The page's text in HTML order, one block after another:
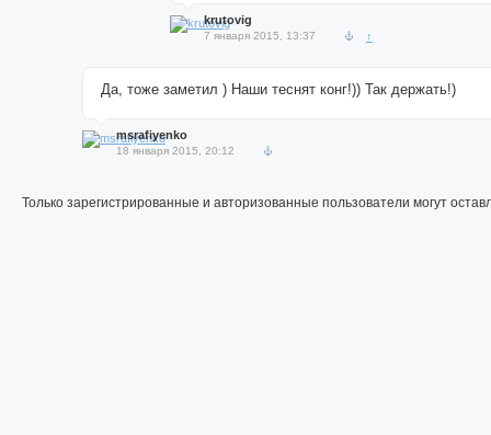
krutovig
7 января 2015, 13:37 ↑
Да, тоже заметил ) Наши теснят конг!)) Так держать!)
msrafiyenko
18 января 2015, 20:12
Только зарегистрированные и авторизованные пользователи могут